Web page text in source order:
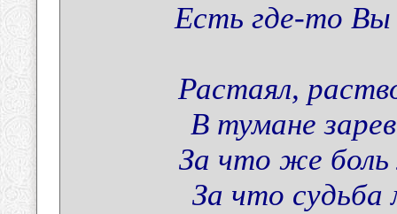
Есть где-то Вы
Растаял,
В тумане
За что же боль
За что судьба